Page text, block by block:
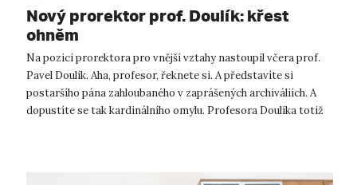
Nový prorektor prof. Doulík: křest
ohněm
Na pozici prorektora pro vnější vztahy nastoupil včera prof.
Pavel Doulík. Aha, profesor, řeknete si. A představíte si
postaršího pána zahloubaného v zaprášených archiváliích. A
dopustíte se tak kardinálního omylu. Profesora Doulíka totiž